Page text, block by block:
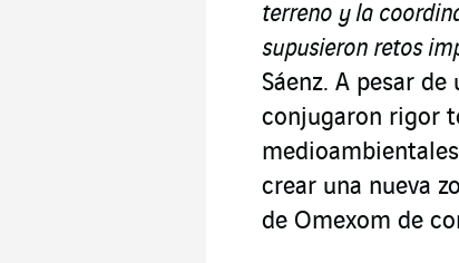
terreno y la
supusieron retos
Sáenz. A pesar
conjugaron rigor
crear una nueva
de Omexom de